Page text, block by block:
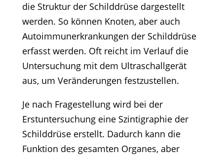
die Struktur der Schilddrüse dargestellt
werden. So können Knoten, aber auch
Autoimmunerkrankungen der Schilddrüse
erfasst werden. Oft reicht im Verlauf die
Untersuchung mit dem Ultraschallgerät
aus, um Veränderungen festzustellen.
Je nach Fragestellung wird bei der
Erstuntersuchung eine Szintigraphie der
Schilddrüse erstellt. Dadurch kann die
Funktion des gesamten Organes, aber